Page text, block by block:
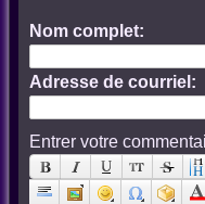
Nom complet:
Adresse de courriel:
Entrer votre